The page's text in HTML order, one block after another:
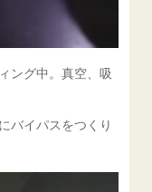
ング中。真空、吸
バイパスをつくり